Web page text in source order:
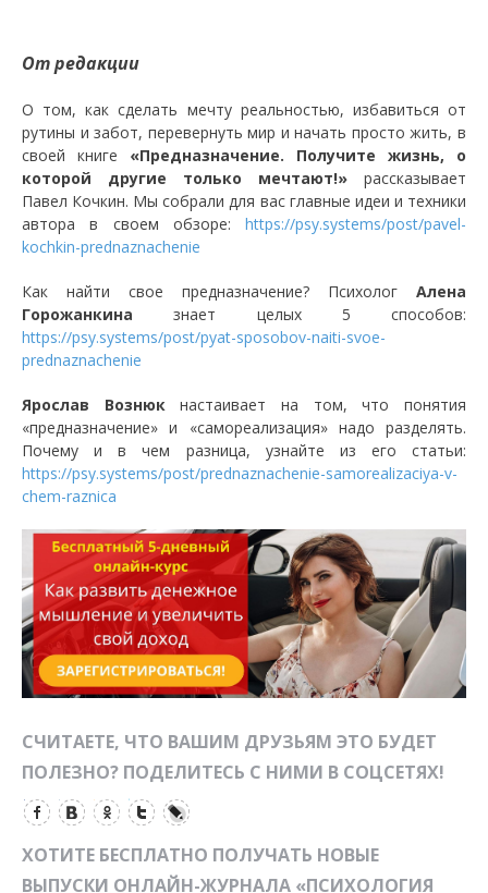
От редакции
О том, как сделать мечту реальностью, избавиться от
рутины и забот, перевернуть мир и начать просто жить, в
своей книге «Предназначение. Получите жизнь, о
которой другие только мечтают!» рассказывает
Павел Кочкин. Мы собрали для вас главные идеи и техники
автора в своем обзоре: https://psy.systems/post/pavel-
kochkin-prednaznachenie
Как найти свое предназначение? Психолог Алена
Горожанкиназнает целых 5 способов:
https://psy.systems/post/pyat-sposobov-naiti-svoe-
prednaznachenie
Ярослав Вознюкнастаивает на том, что понятия
«предназначение» и «самореализация» надо разделять.
Почему и в чем разница, узнайте из его статьи:
https://psy.systems/post/prednaznachenie-samorealizaciya-v-
chem-raznica
СЧИТАЕТЕ, ЧТО ВАШИМ ДРУЗЬЯМ ЭТО БУДЕТ
ПОЛЕЗНО? ПОДЕЛИТЕСЬ С НИМИ В СОЦСЕТЯХ!
ХОТИТЕ БЕСПЛАТНО ПОЛУЧАТЬ НОВЫЕ
ВЫПУСКИ ОНЛАЙН-ЖУРНАЛА «ПСИХОЛОГИЯ